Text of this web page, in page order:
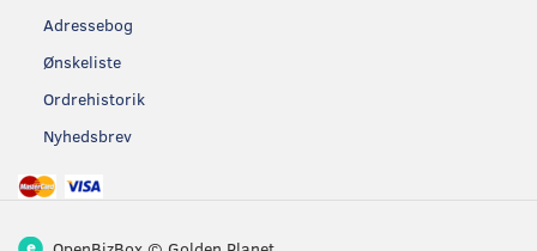
Adressebog
Ønskeliste
Ordrehistorik
Nyhedsbrev